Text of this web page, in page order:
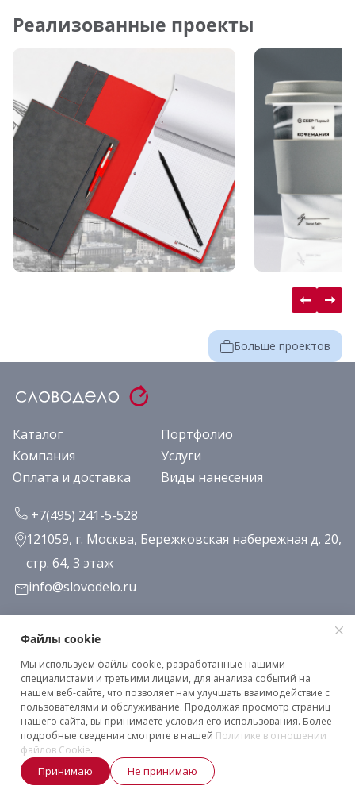
Реализованные проекты
Больше проектов
Каталог
Портфолио
Компания
Услуги
Оплата и доставка
Виды нанесения
+7(495) 241-5-528
121059, г. Москва, Бережковская набережная д. 20,
стр. 64, 3 этаж
info@slovodelo.ru
Заказать звонок
Подписаться на рассылку
Клиентское соглашение
Политика конфиденциальности
2026 © «Словодело». Все права защищены
Файлы cookie
Мы используем файлы cookie, разработанные нашими
специалистами и третьими лицами, для анализа событий на
нашем веб-сайте, что позволяет нам улучшать взаимодействие с
пользователями и обслуживание. Продолжая просмотр страниц
нашего сайта, вы принимаете условия его использования. Более
подробные сведения смотрите в нашей Политике в отношении
файлов Cookie.
Принимаю Не принимаю